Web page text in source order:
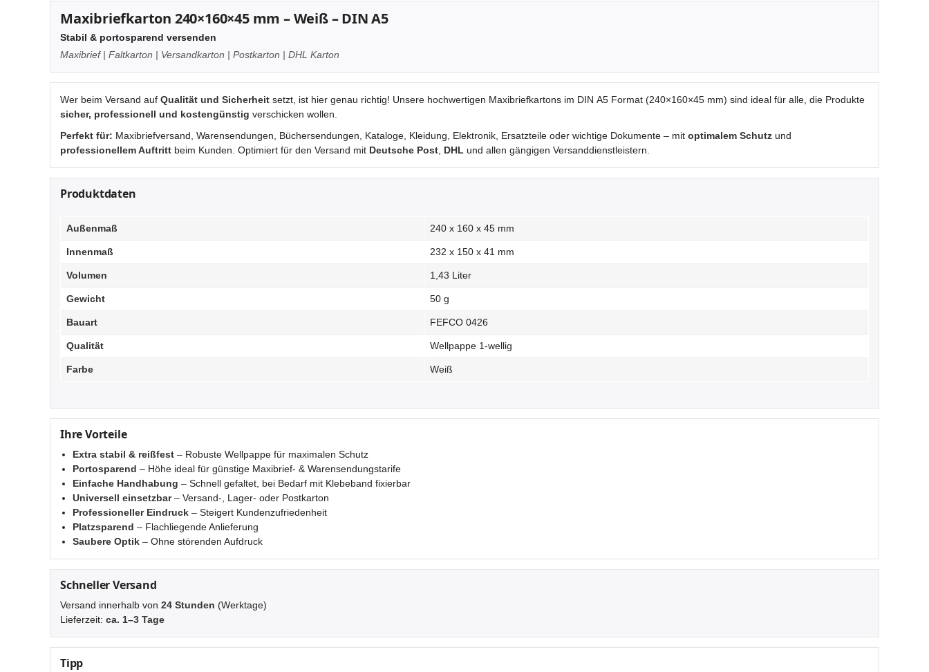
Maxibriefkarton 240×160×45 mm – Weiß – DIN A5
Stabil & portosparend versenden
Maxibrief | Faltkarton | Versandkarton | Postkarton | DHL Karton
Wer beim Versand auf Qualität und Sicherheit setzt, ist hier genau richtig! Unsere hochwertigen Maxibriefkartons im DIN A5 Format (240×160×45 mm) sind ideal für alle, die Produkte
sicher, professionell und kostengünstig verschicken wollen.
Perfekt für: Maxibriefversand, Warensendungen, Büchersendungen, Kataloge, Kleidung, Elektronik, Ersatzteile oder wichtige Dokumente – mit optimalem Schutz und
professionellem Auftritt beim Kunden. Optimiert für den Versand mit Deutsche Post DHL und allen gängigen Versanddienstleistern.
Produktdaten
Außenmaß 240 x 160 x 45 mm
Innenmaß 232 x 150 x 41 mm
Volumen 1,43 Liter
Gewicht 50 g
Bauart FEFCO 0426
Qualität Wellpappe 1-wellig
Farbe Weiß
Ihre Vorteile
Extra stabil & reißfest – Robuste Wellpappe für maximalen Schutz
Portosparend – Höhe ideal für günstige Maxibrief- & Warensendungstarife
Einfache Handhabung – Schnell gefaltet, bei Bedarf mit Klebeband fixierbar
Universell einsetzbar– Versand-, Lager- oder Postkarton
Professioneller Eindruck – Steigert Kundenzufriedenheit
Platzsparend – Flachliegende Anlieferung
Saubere Optik – Ohne störenden Aufdruck
Schneller Versand
Versand innerhalb von 24 Stunden (Werktage)
Lieferzeit: ca. 1–3 Tage
Tipp